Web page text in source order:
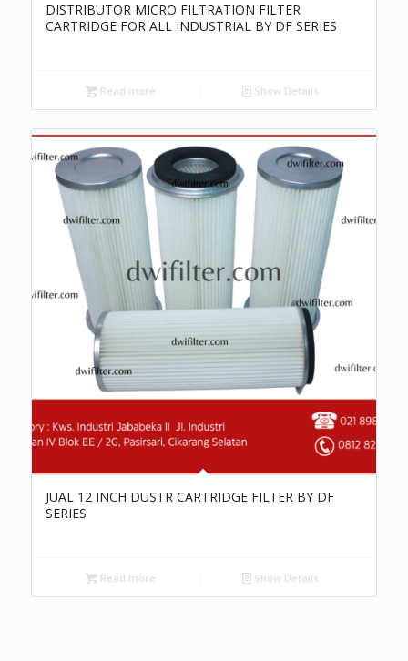
DISTRIBUTOR MICRO FILTRATION FILTER
CARTRIDGE FOR ALL INDUSTRIAL BY DF SERIES
Read more Show Details
JUAL 12 INCH DUSTR CARTRIDGE FILTER BY DF
SERIES
Read more Show Details